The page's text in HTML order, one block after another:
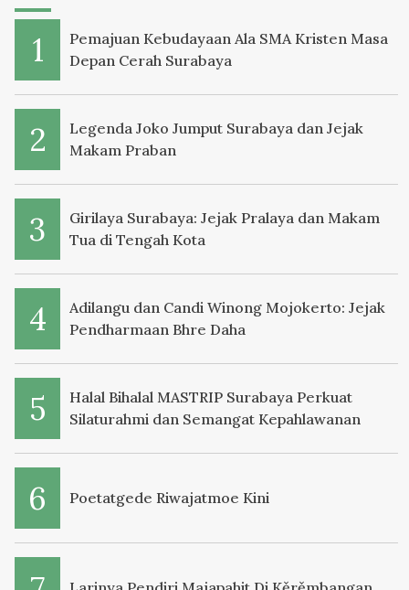
Pemajuan Kebudayaan Ala SMA Kristen Masa
Depan Cerah Surabaya
Legenda Joko Jumput Surabaya dan Jejak
Makam Praban
Girilaya Surabaya: Jejak Pralaya dan Makam
Tua di Tengah Kota
Adilangu dan Candi Winong Mojokerto: Jejak
Pendharmaan Bhre Daha
Halal Bihalal MASTRIP Surabaya Perkuat
Silaturahmi dan Semangat Kepahlawanan
Poetatgede Riwajatmoe Kini